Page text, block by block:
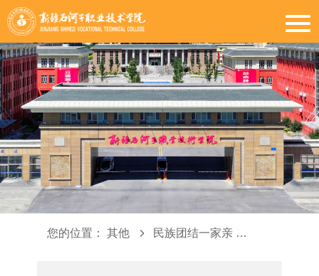
您的位置： 其他 民族团结一家亲